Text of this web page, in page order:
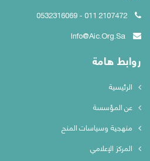
روابط هامة
الرئيسية
عن المؤسسة
منهجية وسياسات المنح
المركز الإعلامي